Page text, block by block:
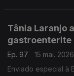
Tânia Laranjo
gastroenterite
Ep. 97
15 mai. 2026
Enviado especial à